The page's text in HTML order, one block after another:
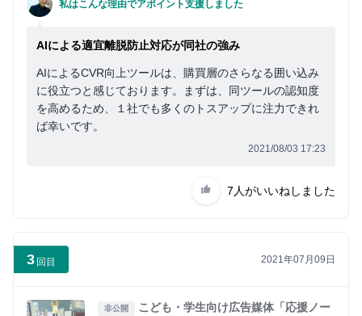
私はこんな理由でアポイント支援しました
AIによる適宜離脱防止対応が同社の強み
AIによるCVR向上ツールは、購買層のさらなる囲い込み
に役立つと感じております。まずは、同ツールの認知度
を高めるため、１社でも多くのトスアップに注力できれ
ば幸いです。
2021/08/03 17:23
7人がいいねしました
3 回目 2021年07月09日
非公開
こども・学生向け広告媒体「応援ノー